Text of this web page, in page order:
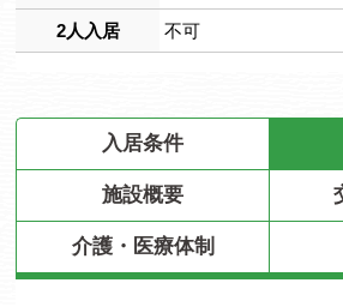
2人入居 不可
入居条件
施設概要
介護・医療体制